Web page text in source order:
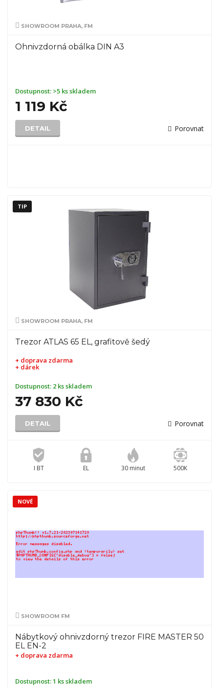
SHOWROOM PRAHA, FM
Ohnivzdorná obálka DIN A3
Dostupnost: >5 ks skladem
1 119 Kč
DETAIL Porovnat
SHOWROOM PRAHA, FM
Trezor ATLAS 65 EL, grafitově šedý
+ doprava zdarma
+ dárek
Dostupnost: 2 ks skladem
37 830 Kč
DETAIL Porovnat
I BT EL 30 minut 500K
TIP
SHOWROOM FM
Nábytkový ohnivzdorný trezor FIRE MASTER 50
EL EN-2
+ doprava zdarma
Dostupnost:1 ks skladem
NOVÉ